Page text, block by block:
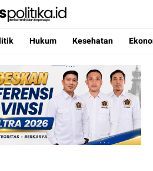
& Terpercaya
Hukum Kesehatan